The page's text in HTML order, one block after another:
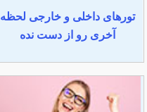
تورهای داخلی و خارجی لحظه
آخری رو از دست نده